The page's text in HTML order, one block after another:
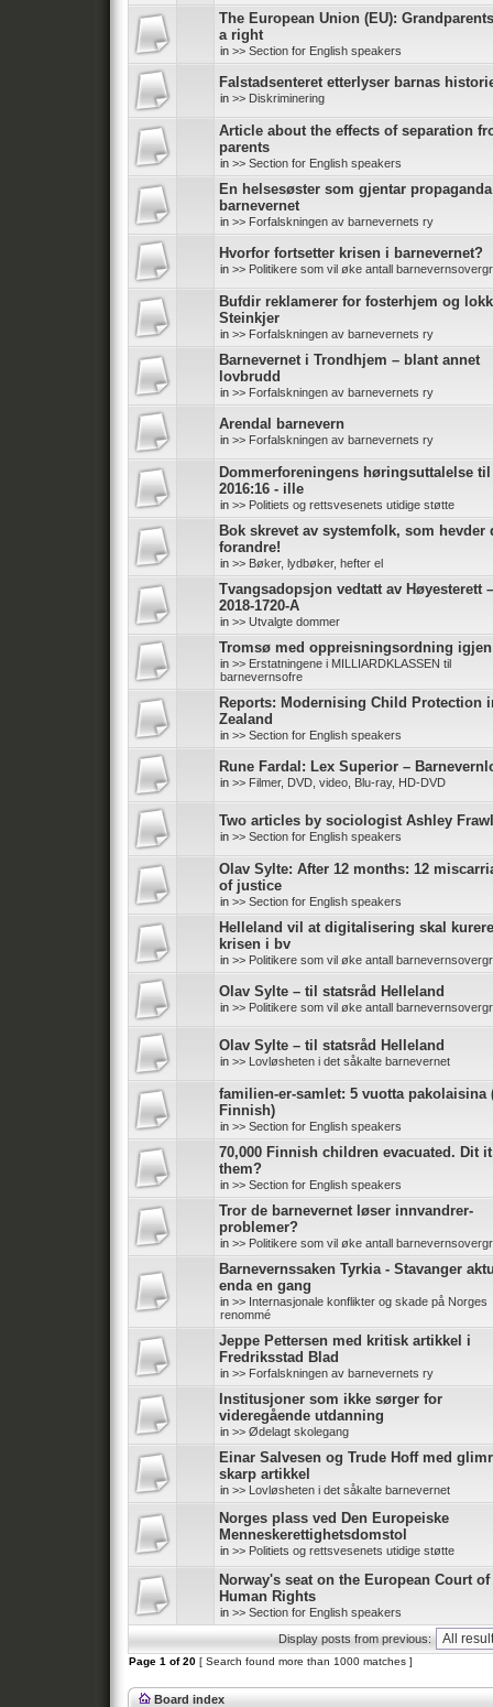
The European Union (EU):
a right
in >> Section for English speakers
Falstadsenteret etterlyser barnas
in >> Diskriminering
Article about the effects of separation
parents
in >> Section for English speakers
En helsesøster som gjentar
barnevernet
in >> Forfalskningen av barnevernets ry
Hvorfor fortsetter krisen i barnevernet?
in >> Politikere som vil øke antall
Bufdir reklamerer for fosterhjem og
Steinkjer
in >> Forfalskningen av barnevernets ry
Barnevernet i Trondhjem – blant annet
lovbrudd
in >> Forfalskningen av barnevernets ry
Arendal barnevern
in >> Forfalskningen av barnevernets ry
Dommerforeningens høringsuttalelse til
2016:16 - ille
in >> Politiets og rettsvesenets utidige støtte
Bok skrevet av systemfolk, som hevder
forandre!
in >> Bøker, lydbøker, hefter el
Tvangsadopsjon vedtatt av Høyesterett
2018-1720-A
in >> Utvalgte dommer
Tromsø med oppreisningsordning igjen
in >> Erstatningene i MILLIARDKLASSEN til
barnevernsofre
Reports: Modernising Child Protection
Zealand
in >> Section for English speakers
Rune Fardal: Lex Superior –
in >> Filmer, DVD, video, Blu-ray, HD-DVD
Two articles by sociologist Ashley
in >> Section for English speakers
Olav Sylte: After 12 months: 12
of justice
in >> Section for English speakers
Helleland vil at digitalisering skal kurere
krisen i bv
in >> Politikere som vil øke antall
Olav Sylte – til statsråd Helleland
in >> Politikere som vil øke antall
Olav Sylte – til statsråd Helleland
in >> Lovløsheten i det såkalte barnevernet
familien-er-samlet: 5 vuotta pakolaisina
Finnish)
in >> Section for English speakers
70,000 Finnish children evacuated. Dit
them?
in >> Section for English speakers
Tror de barnevernet løser innvandrer-
problemer?
in >> Politikere som vil øke antall
Barnevernssaken Tyrkia - Stavanger
enda en gang
in >> Internasjonale konflikter og skade på Norges
renommé
Jeppe Pettersen med kritisk artikkel i
Fredriksstad Blad
in >> Forfalskningen av barnevernets ry
Institusjoner som ikke sørger for
videregående utdanning
in >> Ødelagt skolegang
Einar Salvesen og Trude Hoff med
skarp artikkel
in >> Lovløsheten i det såkalte barnevernet
Norges plass ved Den Europeiske
Menneskerettighetsdomstol
in >> Politiets og rettsvesenets utidige støtte
Norway's seat on the European Court of
Human Rights
in >> Section for English speakers
Display posts from previous:
Page 1 of20 [ Search found more than 1000 matches ]
Board index